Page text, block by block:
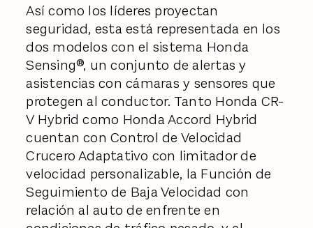
Así como los líderes proyectan
seguridad, esta está representada en los
dos modelos con el sistema Honda
Sensing®, un conjunto de alertas y
asistencias con cámaras y sensores que
protegen al conductor. Tanto Honda CR-
V Hybrid como Honda Accord Hybrid
cuentan con Control de Velocidad
Crucero Adaptativo con limitador de
velocidad personalizable, la Función de
Seguimiento de Baja Velocidad con
relación al auto de enfrente en